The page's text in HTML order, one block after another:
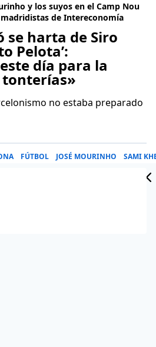
y los suyos en el Camp Nou
de Intereconomía
se harta de Siro
Pelota’:
día para la
no estaba preparado
FÚTBOL JOSÉ MOURINHO SAMI